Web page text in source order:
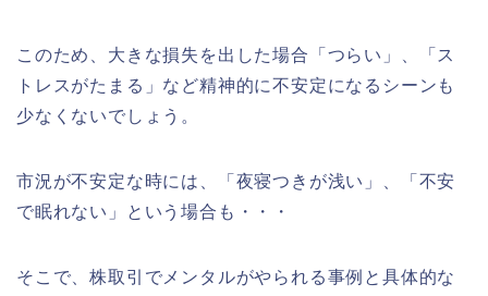
このため、大きな損失を出した場合「つらい」、「ス
トレスがたまる」など精神的に不安定になるシーンも
少なくないでしょう。
市況が不安定な時には、「夜寝つきが浅い」、「不安
で眠れない」という場合も・・・
そこで、株取引でメンタルがやられる事例と具体的な